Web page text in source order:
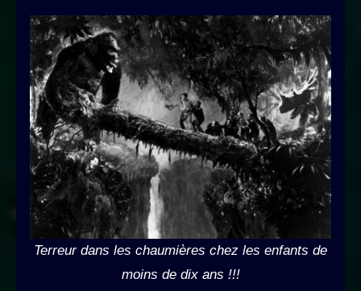
Terreur dans les chaumières chez les enfants de
moins de dix ans !!!